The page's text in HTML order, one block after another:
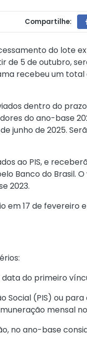
Compartilhe:
do lote
de 5 de outubro,
recebeu um
dentro do
do ano-base
de 2025.
ao PIS, e
Banco do Brasil.
2023.
em 17 de fevereiro
do primeiro
(PIS) ou
mensal
no ano-base